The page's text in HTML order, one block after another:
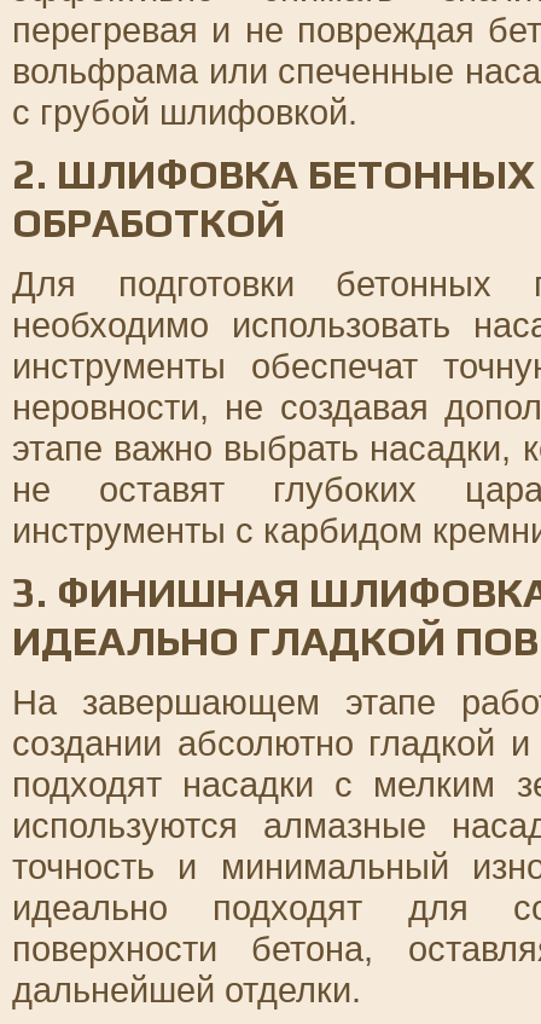
перегревая и не повреждая
вольфрама или спеченные
с грубой шлифовкой.
2. ШЛИФОВКА
ОБРАБОТКОЙ
Для подготовки
необходимо использовать
инструменты обеспечат
неровности, не создавая
этапе важно выбрать насадки,
не оставят глубоких
инструменты с карбидом
3. ФИНИШНАЯ
ИДЕАЛЬНО ГЛАДКОЙ
На завершающем этапе
создании абсолютно гладкой
подходят насадки с мелким
используются алмазные
точность и минимальный
идеально подходят для
поверхности бетона,
дальнейшей отделки.